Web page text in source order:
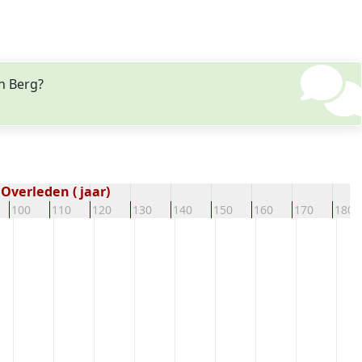
Berg?
100 110 120 130 140 150 160 170 180
( jaar)